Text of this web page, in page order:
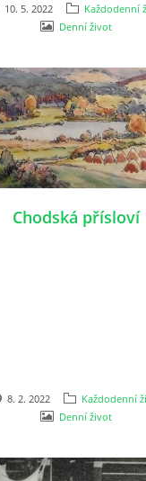
10. 5. 2022
Každodenní
Denní život
Chodská přísloví
8. 2. 2022
Každodenní
Denní život